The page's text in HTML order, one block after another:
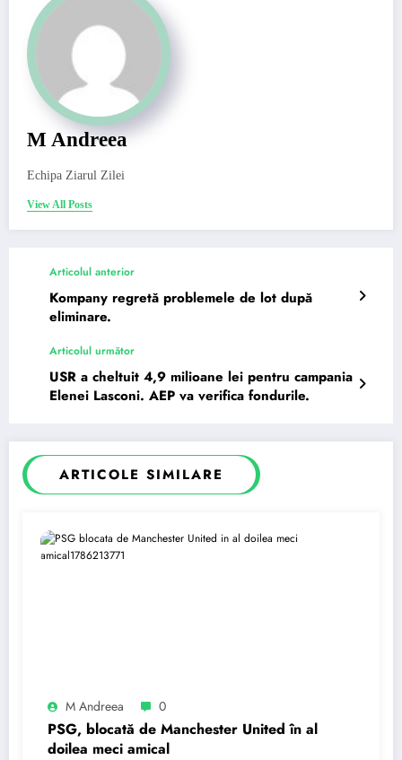
M Andreea
Echipa Ziarul Zilei
View All Posts
Articolul anterior
Kompany regretă problemele de lot după
eliminare.
Articolul următor
USR a cheltuit 4,9 milioane lei pentru campania
Elenei Lasconi. AEP va verifica fondurile.
ARTICOLE SIMILARE
M Andreea 0
PSG, blocată de Manchester United în al
doilea meci amical